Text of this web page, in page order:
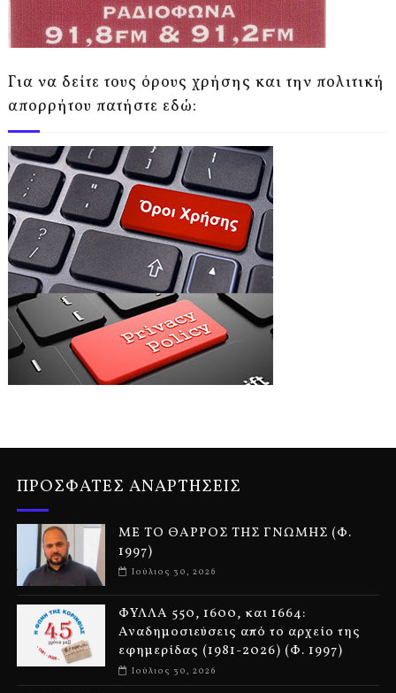
Για να δείτε τους όρους χρήσης και την πολιτική
απορρήτου πατήστε εδώ:
ΠΡΟΣΦΑΤΕΣ ΑΝΑΡΤΗΣΕΙΣ
ΜΕ ΤΟ ΘΑΡΡΟΣ ΤΗΣ ΓΝΩΜΗΣ (Φ.
1997)
Ιούλιος 30, 2026
ΦΥΛΛΑ 550, 1600, και 1664:
Αναδημοσιεύσεις από το αρχείο της
εφημερίδας (1981-2026) (Φ. 1997)
Ιούλιος 30, 2026